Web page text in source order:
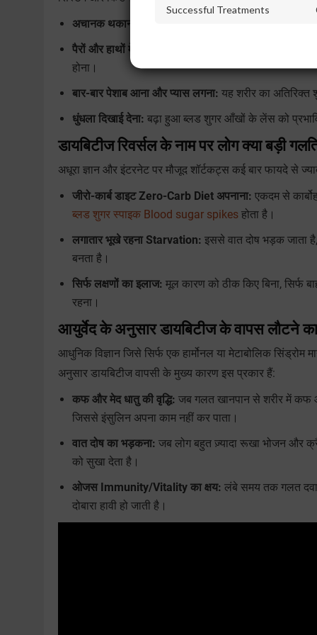
Successful Treatments
अचानक थकान और कमजोरी:
पैरों और हाथों में झुनझुनी:
होना।
बार-बार पेशाब आना और प्यास लगना: यह शरीर का अतिरिक्त
धुंधला दिखाई देना: बढ़ा हुआ ब्लड शुगर आँखों के लेंस को
डायबिटीज रिवर्सल के नाम पर लोग क्या बड़ी
अधूरा ज्ञान और इंटरनेट पर मौजूद शॉर्टकट्स कई बार फायदे से
जीरो-कार्ब डाइट Zero-Carb Diet अपनाना: एकदम से
ब्लड शुगर स्पाइक Blood sugar spikes होता है।
लगातार भूखे रहना Starvation: इससे वात दोष भड़क जाता
बनता है।
सिर्फ लक्षणों का इलाज: मूल कारण को ठीक किए बिना, सिर्फ
रहना।
आयुर्वेद के अनुसार डायबिटीज के वापस लौटने का
आधुनिक विज्ञान जिसे सिर्फ एक हार्मोनल या मेटाबोलिक
अनुसार डायबिटीज वापसी के मुख्य कारण इस प्रकार हैं:
कफ और मेद धातु की वृद्धि: जब गलत खानपान से शरीर में कफ
जिससे इंसुलिन अपना काम नहीं कर पाता।
वात दोष का भड़कना: जब लोग बहुत ज़्यादा रूखा भोजन और
को सुखा देता है।
ओजस Immunity/Vitality का क्षय: लंबे समय तक गलत
दोबारा हावी हो जाती है।